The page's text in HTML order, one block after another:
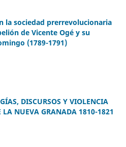
la sociedad prerrevolucionaria
de Vicente Ogé y su
(1789-1791)
DISCURSOS Y VIOLENCIA
LA NUEVA GRANADA 1810-1821